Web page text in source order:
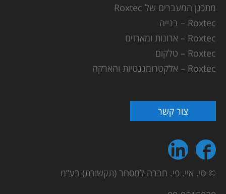
מתכנן המעברים של Roxtec
Roxtec – בנייה
Roxtec – ארונות ומארזים
Roxtec – טלקום
Roxtec – אלקטרומגנטיות והארקה
צור קשר
© סי. איי. פי. חברה למסחר (תקשורת) בע”מ